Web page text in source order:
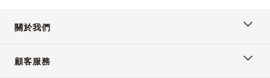
關於我們
顧客服務